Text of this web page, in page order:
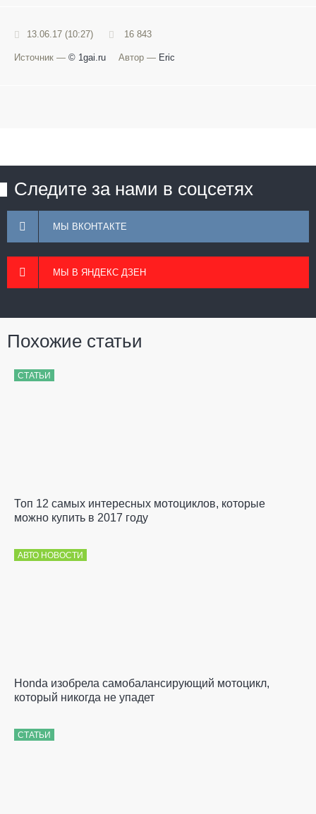
13.06.17 (10:27) 16 843
Источник — © 1gai.ru Автор — Eric
Следите за нами в соцсетях
МЫ ВКОНТАКТЕ
МЫ В ЯНДЕКС ДЗЕН
Похожие статьи
СТАТЬИ
Топ 12 самых интересных мотоциклов, которые
можно купить в 2017 году
АВТО НОВОСТИ
Honda изобрела самобалансирующий мотоцикл,
который никогда не упадет
СТАТЬИ